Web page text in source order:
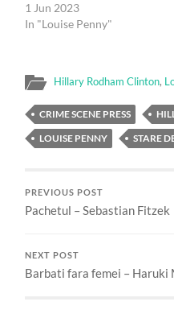
1 Jun 2023
In "Louise Penny"
Hillary Rodham Clinton,
CRIME SCENE PRESS
LOUISE PENNY
STARE
PREVIOUS POST
Pachetul – Sebastian Fitzek
NEXT POST
Barbati fara femei – Haruki